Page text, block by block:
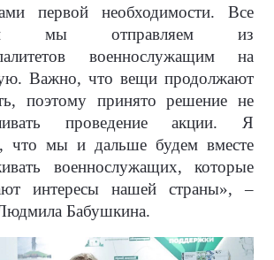
первой необходимости. Все
мы отправляем из
военнослужащим на
Важно, что вещи продолжают
поэтому принято решение не
проведение акции. Я
что мы и дальше будем вместе
военнослужащих, которые
интересы нашей страны», –
Бабушкина.